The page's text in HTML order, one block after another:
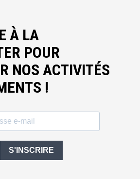
À LA
POUR
NOS ACTIVITÉS
!
S'INSCRIRE